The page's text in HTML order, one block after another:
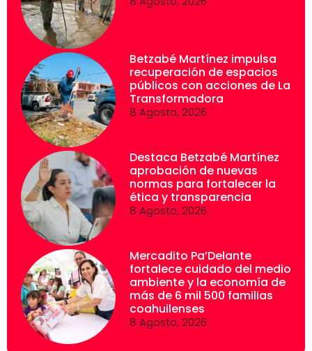
Betzabé Martínez impulsa
recuperación de espacios
públicos con acciones de La
Transformadora
8 Agosto, 2026
Destaca Betzabé Martínez
aprobación de nuevas
normas para fortalecer la
ética y transparencia
8 Agosto, 2026
Mercadito Pa’Delante
fortalece cuidado del medio
ambiente y la economía de
más de 6 mil 500 familias
coahuilenses
8 Agosto, 2026